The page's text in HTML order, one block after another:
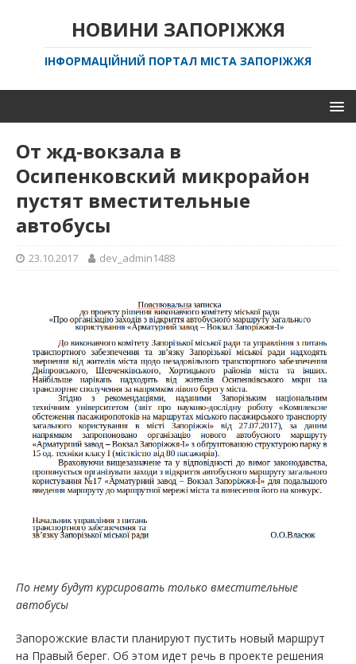
НОВИНИ ЗАПОРІЖЖЯ
ІНФОРМАЦІЙНИЙ ПОРТАЛ МІСТА ЗАПОРІЖЖЯ
От жд-вокзала в
Осипенковский микрорайон
пустят вместительные
автобусы
23.10.2017 dev_admin1488
По нему будут курсировать только вместительные
автобусы
Запорожские власти планируют пустить новый маршрут
на Правый берег. Об этом идет речь в проекте решения